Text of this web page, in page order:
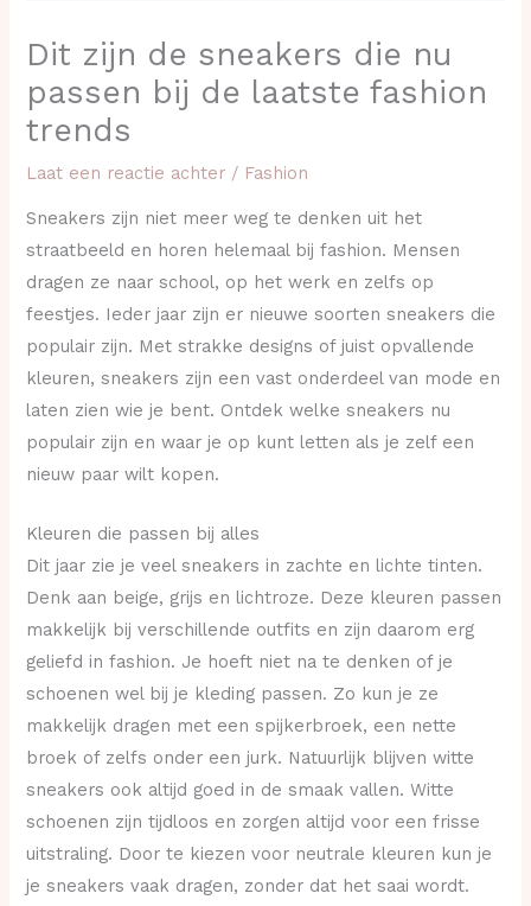
Dit zijn de sneakers die nu
passen bij de laatste fashion
trends
Laat een reactie achter / Fashion
Sneakers zijn niet meer weg te denken uit het
straatbeeld en horen helemaal bij fashion. Mensen
dragen ze naar school, op het werk en zelfs op
feestjes. Ieder jaar zijn er nieuwe soorten sneakers die
populair zijn. Met strakke designs of juist opvallende
kleuren, sneakers zijn een vast onderdeel van mode en
laten zien wie je bent. Ontdek welke sneakers nu
populair zijn en waar je op kunt letten als je zelf een
nieuw paar wilt kopen.
Kleuren die passen bij alles
Dit jaar zie je veel sneakers in zachte en lichte tinten.
Denk aan beige, grijs en lichtroze. Deze kleuren passen
makkelijk bij verschillende outfits en zijn daarom erg
geliefd in fashion. Je hoeft niet na te denken of je
schoenen wel bij je kleding passen. Zo kun je ze
makkelijk dragen met een spijkerbroek, een nette
broek of zelfs onder een jurk. Natuurlijk blijven witte
sneakers ook altijd goed in de smaak vallen. Witte
schoenen zijn tijdloos en zorgen altijd voor een frisse
uitstraling. Door te kiezen voor neutrale kleuren kun je
je sneakers vaak dragen, zonder dat het saai wordt.